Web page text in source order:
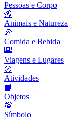
Pessoas e Corpo
🐝
Animais e Natureza
🍕
Comida e Bebida
🌇
Viagens e Lugares
🥎
Atividades
📙
Objetos
💯
Símbolo